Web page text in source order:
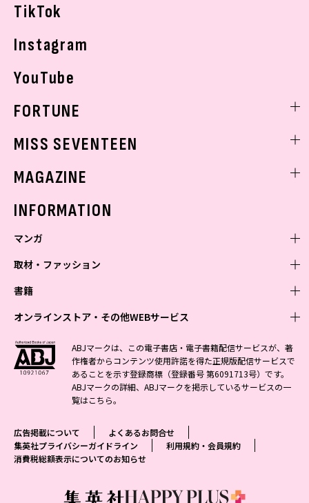
TikTok
Instagram
YouTube
FORTUNE
MISS SEVENTEEN
MAGAZINE
INFORMATION
マンガ
少年マンガ
Vジャンプ
最強ジャンプ
少年ジャンプ+
ジャンプTOON
ジャンプルーキー！
S-MANGA
集英社コミック文庫
青年マンガ
ZEBRACK
S-MANGA
集英社ジャンプリミックス
週刊ヤングジャンプ
ヤングジャンプ定期購読デジタル
となりのヤングジャンプ
少女マンガ
ZEBRACK
S-MANGA
集英社コミック文庫
マーガレット
別冊マーガレット
女性マンガ
ジャンプTOON
集英社コミック文庫
マンガMee公式サイト
リマコミ
取材・ファッション
ファッション・美容
BAILA
MAQUIA
eclat
T JAPAN
MEN'S NON-NO
芸能・情報・スポーツ
週プレNEWS
週プレ グラジャパ!
書籍
文芸・文庫・総合
小説すばる
集英社 文芸ステーション
web 集英社文庫
アジア人物史
学芸・ノンフィクション・新書
1日5分で、明日は変わる よみタイ yomitai
集英社学芸部 - 学芸・ノンフィクション
集英社ビジネス書
集英社新書プラス - 知の水先案内人
kotoba
ライトノベル・ノベライズ
集英社オレンジ文庫
JUMP j-BOOKS
ダッシュエックス文庫公式サイト
集英社Webマガジン コバルト
集英社の児童図書 S-KIDS.LAND
オンラインストア・その他WEBサービス
オンラインストア
OTO
SHUEISHA MANGA-ART HERITAGE
ジャンプキャラクターズストア
HAPPY PLUS STORE
SHUEISHA VOX
LEEマルシェ
その他WEBサービス
集英社アドナビ
集英社エディターズ・ラボ
ABJマークは、この電子書店・電子書籍配信サービスが、著
作権者からコンテンツ使用許諾を得た正規版配信サービスで
あることを示す登録商標（登録番号 第6091713号）です。
ABJマークの詳細、ABJマークを掲示しているサービスの一
覧はこちら。
広告掲載について
よくあるお問合せ
集英社プライバシーガイドライン
利用規約・会員規約
消費税総額表示についてのお知らせ